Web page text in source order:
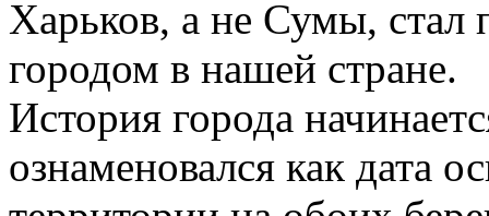
Харьков, а не Сумы, стал
городом в нашей стране.
История города
ознаменовался как дата